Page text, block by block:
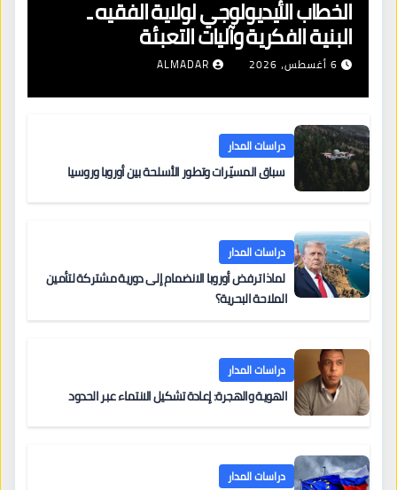
الخطاب الأيديولوجي لولاية الفقيه ـ
البنية الفكرية وآليات التعبئة
6 أغسطس، 2026 ALMADAR
دراسات المدار
سباق المسيّرات وتطور الأسلحة بين أوروبا وروسيا
دراسات المدار
لماذا ترفض أوروبا الانضمام إلى دورية مشتركة لتأمين
الملاحة البحرية؟
دراسات المدار
الهوية والهجرة: إعادة تشكيل الانتماء عبر الحدود
دراسات المدار